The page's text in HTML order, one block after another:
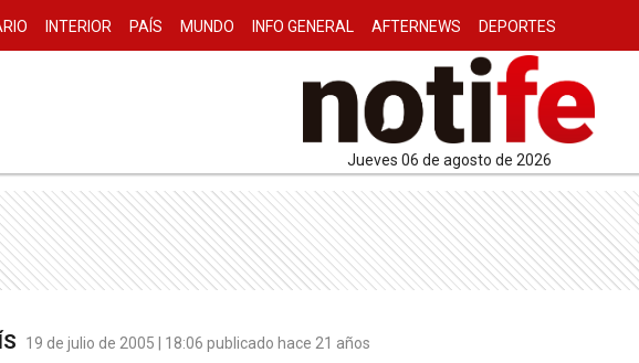
INTERIOR PAÍS MUNDO INFO GENERAL AFTERNEWS DEPORTES
jueves 06 de agosto de 2026
19 de julio de 2005 | 18:06 publicado hace 21 años